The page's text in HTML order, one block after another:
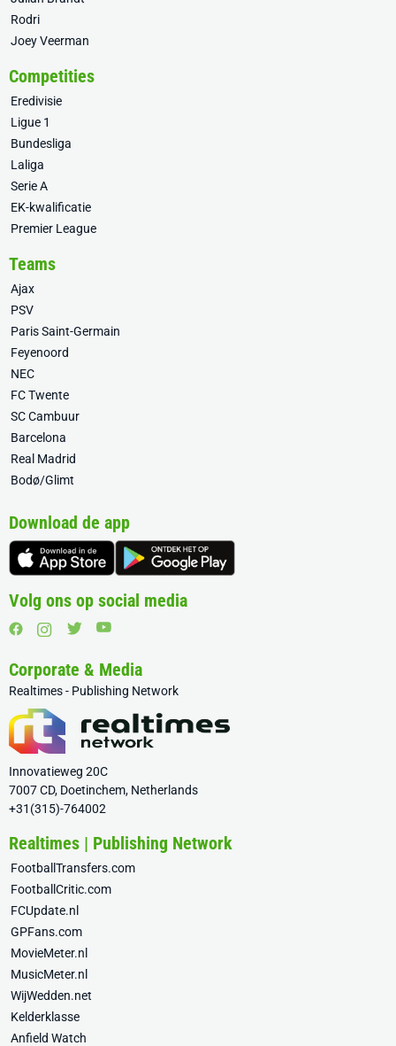
Rodri
Joey Veerman
Competities
Eredivisie
Ligue 1
Bundesliga
Laliga
Serie A
EK-kwalificatie
Premier League
Teams
Ajax
PSV
Paris Saint-Germain
Feyenoord
NEC
FC Twente
SC Cambuur
Barcelona
Real Madrid
Bodø/Glimt
Download de app
Volg ons op social media
Corporate & Media
Realtimes - Publishing Network
Innovatieweg 20C
7007 CD, Doetinchem, Netherlands
+31(315)-764002
Realtimes | Publishing Network
FootballTransfers.com
FootballCritic.com
FCUpdate.nl
GPFans.com
MovieMeter.nl
MusicMeter.nl
WijWedden.net
Kelderklasse
Anfield Watch